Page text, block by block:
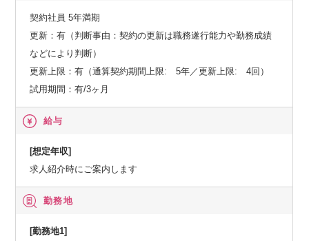
契約社員 5年満期
更新：有（判断事由：契約の更新は職務遂行能力や勤務成績
などにより判断）
更新上限：有（通算契約期間上限: 5年／更新上限: 4回）
試用期間：有/3ヶ月
給与
[想定年収]
求人紹介時にご案内します
勤務地
[勤務地1]